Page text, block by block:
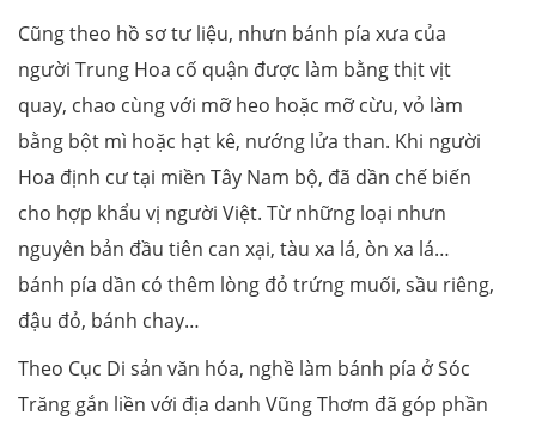
Cũng theo hồ sơ tư liệu, nhưn bánh pía xưa của
người Trung Hoa cố quận được làm bằng thịt vịt
quay, chao cùng với mỡ heo hoặc mỡ cừu, vỏ làm
bằng bột mì hoặc hạt kê, nướng lửa than. Khi người
Hoa định cư tại miền Tây Nam bộ, đã dần chế biến
cho hợp khẩu vị người Việt. Từ những loại nhưn
nguyên bản đầu tiên can xại, tàu xa lá, òn xa lá…
bánh pía dần có thêm lòng đỏ trứng muối, sầu riêng,
đậu đỏ, bánh chay…
Theo Cục Di sản văn hóa, nghề làm bánh pía ở Sóc
Trăng gắn liền với địa danh Vũng Thơm đã góp phần